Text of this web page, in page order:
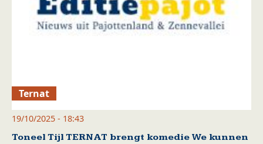
Ternat
19/10/2025 - 18:43
Toneel Tijl TERNAT brengt komedie We kunnen